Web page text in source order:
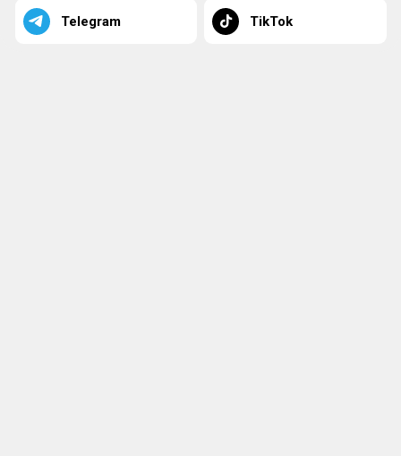
Telegram TikTok